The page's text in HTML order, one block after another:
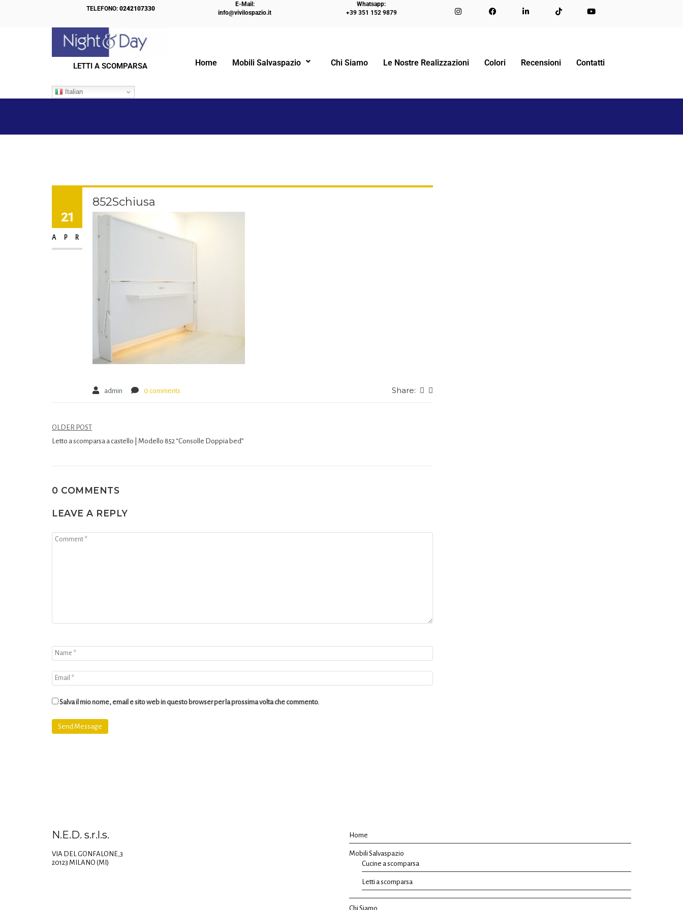
TELEFONO:0242107330
E-Mail:
info@vivilospazio.it
Whatsapp:
+39 351 152 9879
LETTI A SCOMPARSA
Italian
Home Mobili Salvaspazio Chi Siamo Le Nostre Realizzazioni Colori Recensioni Contatti
IL NOSTRO BLOG!
21
APR
852Schiusa
admin 0 comments Share:
OLDER POST
Letto a scomparsa a castello | Modello 852 “Consolle Doppia bed”
0 COMMENTS
LEAVE A REPLY
Salva il mio nome, email e sito web in questo browser per la prossima volta che commento.
N.E.D. s.r.l.s.
VIA DEL GONFALONE,3
20123 MILANO (MI)
Home
Mobili Salvaspazio
Cucine a scomparsa
Letti a scomparsa
Chi Siamo